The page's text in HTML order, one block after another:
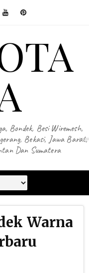
Bondek, Besi Wiremesh,
Bekasi, Jawa Barat,
Dan Sumatera
Warna